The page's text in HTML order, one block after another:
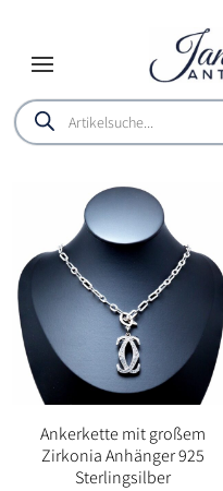
Products
search
Ankerkette mit großem
Zirkonia Anhänger 925
Sterlingsilber